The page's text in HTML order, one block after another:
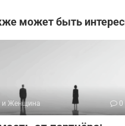
может быть
и Женщина 0